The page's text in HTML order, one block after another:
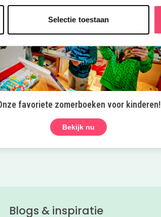
Selectie toestaan
favoriete zomerboeken voor kinderen!
Bekijk nu
Blogs & inspiratie